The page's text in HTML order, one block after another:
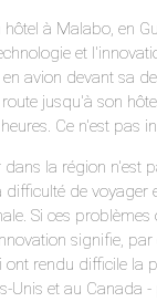
à Malabo, en
et
avion devant sa
jusqu'à son
Ce n'est pas
la région n'est
de voyager
Si ces
signifie,
rendu difficile la
Unis et au Canada